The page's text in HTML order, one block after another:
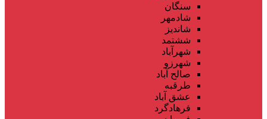
سنگان
شادمهر
شاندیز
ششتمد
شهرآباد
شهرزو
صالح آباد
طرقبه
عشق آباد
فرهادگرد